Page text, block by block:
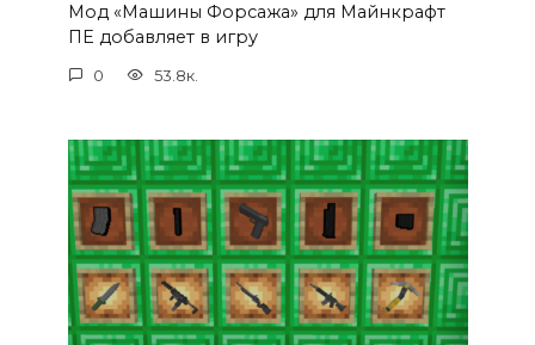
Мод «Машины Форсажа» для Майнкрафт
ПЕ добавляет в игру
0 53.8к.